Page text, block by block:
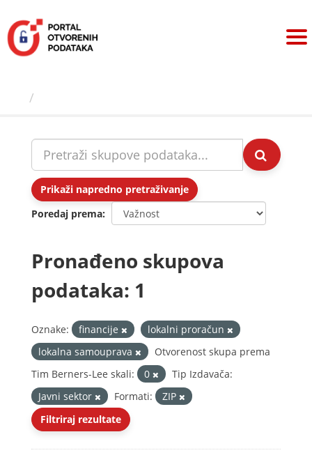
sadržaj
Prikaži napredno pretraživanje
Poredaj prema
Pronađeno skupova
podataka: 1
Oznake: financije
lokalni proračun
lokalna samouprava
Otvorenost skupa prema
Tim Berners-Lee skali:
0
Tip Izdavača:
Javni sektor
Formati:
ZIP
Filtriraj rezultate